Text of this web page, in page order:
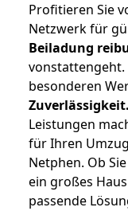
Profitieren Sie
Netzwerk für
Beiladung
vonstattengeht.
besonderen
Zuverlässigkeit.
Leistungen
für Ihren
Netphen. Ob
ein großes
passende